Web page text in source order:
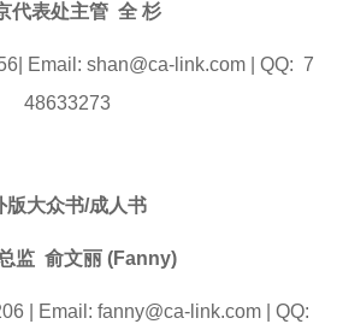
代表处主管 全 杉
Email: shan@ca-link.com | QQ: 7
48633273
版大众书/成人书
监 俞文丽 (Fanny)
| Email: fanny@ca-link.com | QQ: